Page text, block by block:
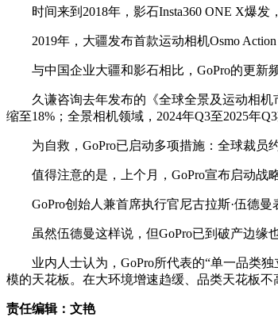
时间来到2018年，影石Insta360 ONE X爆
2019年，大疆发布首款运动相机Osmo
与中国企业大疆和影石相比，GoPro的更新
久谦咨询去年发布的《全球全景及运动相机
缩至18%；全景相机领域，2024年Q3至2025年
为自救，GoPro已启动多项措施：全球裁员
值得注意的是，上个月，GoPro宣布启动战
GoPro创始人兼首席执行官尼古拉斯·伍德
虽然伍德曼这样说，但GoPro已到破产边缘
业内人士认为，GoPro所代表的“单一品类
模的天花板。在大环境增速趋缓、品类天花板
责任编辑：文艳